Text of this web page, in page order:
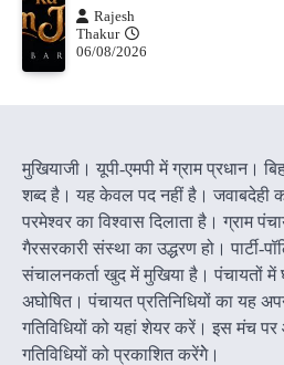
Rajesh
Thakur
06/08/2026
मुखियाजी। यूपी-एमपी में ग्राम प्रधान।
शब्द है। यह केवल पद नहीं है। जवाबदेही
परमेश्वर का विश्वास दिलाता है। ग्राम
गैरसरकारी संस्था का उद्धरण हो। पार्टी-
संचालनकर्ता खुद में मुखिया है। पंचायतों में
अघोषित। पंचायत प्रतिनिधियों का यह
गतिविधियों को यहां शेयर करें। इस मंच
गतिविधियों को प्रकाशित करेंगेे।